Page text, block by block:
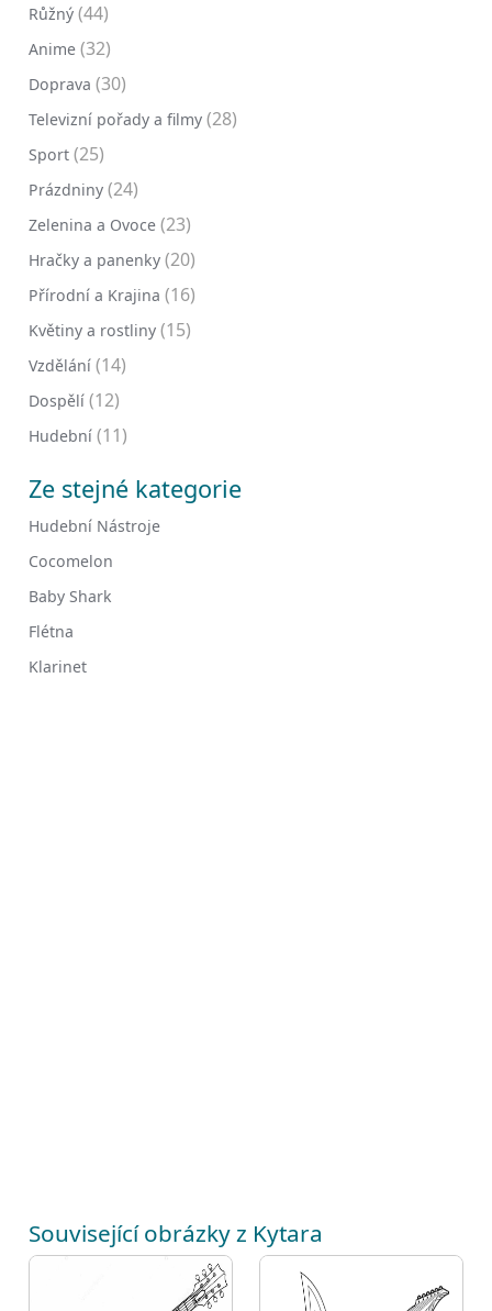
Růžný (44)
Anime (32)
Doprava (30)
Televizní pořady a filmy (28)
Sport (25)
Prázdniny (24)
Zelenina a Ovoce (23)
Hračky a panenky (20)
Přírodní a Krajina (16)
Květiny a rostliny (15)
Vzdělání (14)
Dospělí (12)
Hudební (11)
Ze stejné kategorie
Hudební Nástroje
Cocomelon
Baby Shark
Flétna
Klarinet
Související obrázky z Kytara